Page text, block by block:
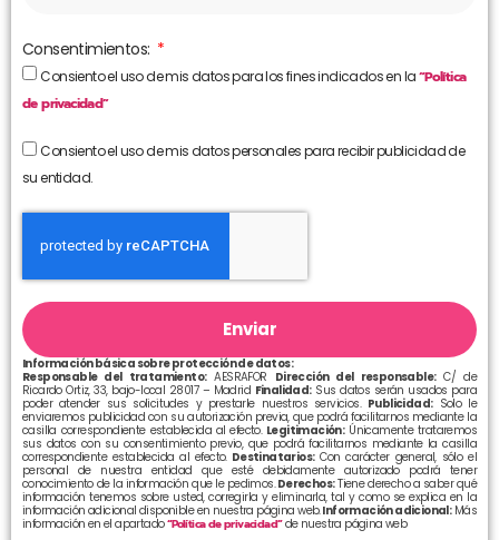
Consentimientos:
Consiento el uso de mis datos para los fines indicados en la“Política
de privacidad”
Consiento el uso de mis datos personales para recibir publicidad de
su entidad.
Enviar
Información básica sobre protección de datos:
Responsable del tratamiento:AESRAFOR Dirección del responsable:C/ de
Ricardo Ortiz, 33, bajo-local 28017 – Madrid Finalidad:Sus datos serán usados para
poder atender sus solicitudes y prestarle nuestros servicios. Publicidad:Solo le
enviaremos publicidad con su autorización previa, que podrá facilitarnos mediante la
casilla correspondiente establecida al efecto. Legitimación:Únicamente trataremos
sus datos con su consentimiento previo, que podrá facilitarnos mediante la casilla
correspondiente establecida al efecto.Destinatarios:Con carácter general, sólo el
personal de nuestra entidad que esté debidamente autorizado podrá tener
conocimiento de la información que le pedimos.Derechos:Tiene derecho a saber qué
información tenemos sobre usted, corregirla y eliminarla, tal y como se explica en la
información adicional disponible en nuestra página web.Información adicional:Más
información en el apartado“Política de privacidad”de nuestra página web